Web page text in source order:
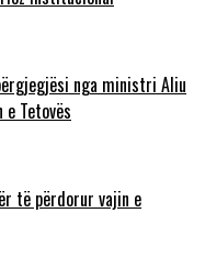
nga ministri Aliu
Tetovës
të përdorur vajin e